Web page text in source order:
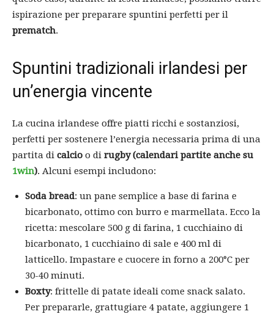
ispirazione per preparare spuntini perfetti per il
prematch.
Spuntini tradizionali irlandesi per
un’energia vincente
La cucina irlandese offre piatti ricchi e sostanziosi,
perfetti per sostenere l’energia necessaria prima di una
partita di calcio o di rugby (calendari partite anche su
1win). Alcuni esempi includono:
Soda bread: un pane semplice a base di farina e
bicarbonato, ottimo con burro e marmellata. Ecco la
ricetta: mescolare 500 g di farina, 1 cucchiaino di
bicarbonato, 1 cucchiaino di sale e 400 ml di
latticello. Impastare e cuocere in forno a 200°C per
30-40 minuti.
Boxty: frittelle di patate ideali come snack salato.
Per prepararle, grattugiare 4 patate, aggiungere 1